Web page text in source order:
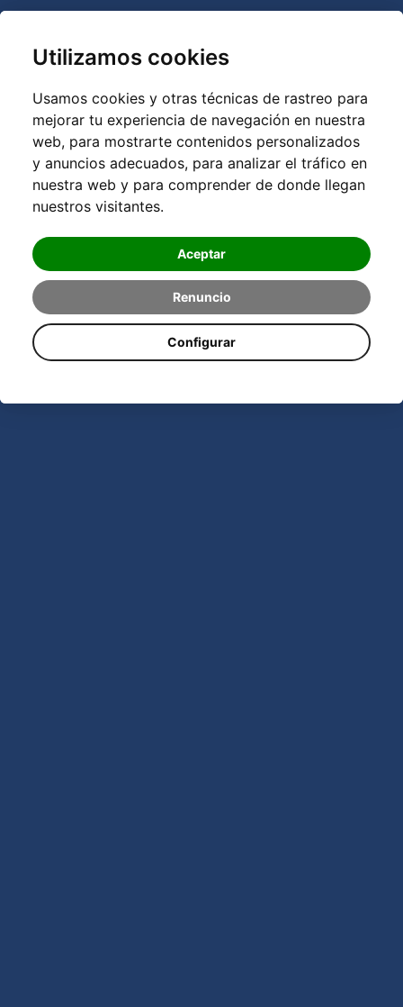
Utilizamos cookies
Usamos cookies y otras técnicas de rastreo para
mejorar tu experiencia de navegación en nuestra
web, para mostrarte contenidos personalizados
y anuncios adecuados, para analizar el tráfico en
nuestra web y para comprender de donde llegan
nuestros visitantes.
Aceptar
Renuncio
Configurar